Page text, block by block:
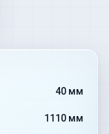
40 мм
1110 мм